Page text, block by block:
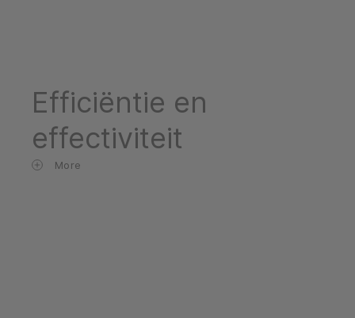
Efficiëntie en
effectiviteit
More